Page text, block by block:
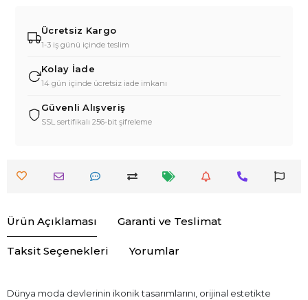
Ücretsiz Kargo
1-3 iş günü içinde teslim
Kolay İade
14 gün içinde ücretsiz iade imkanı
Güvenli Alışveriş
SSL sertifikalı 256-bit şifreleme
Ürün Açıklaması Garanti ve Teslimat
Taksit Seçenekleri Yorumlar
Dünya moda devlerinin ikonik tasarımlarını, orijinal estetikte